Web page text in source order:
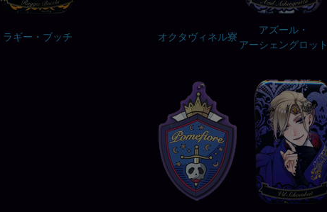
ラギー・ブッチ オクタヴィネル寮
アズール・
アーシェングロット